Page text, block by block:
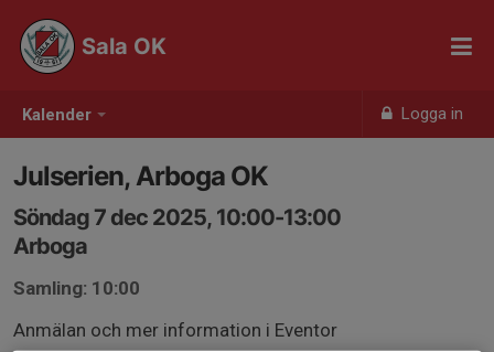
Kalender Logga in
Sala OK
Julserien, Arboga OK
Söndag 7 dec 2025, 10:00-13:00
Arboga
Samling: 10:00
Anmälan och mer information i Eventor